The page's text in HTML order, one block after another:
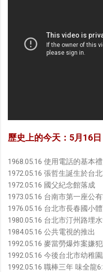
歷史上的今天：5月16日
1968.05.16 使用電話的基本
1972.05.16 張哲生誕生於台
1972.05.16 國父紀念館落成
1973.05.16 台南市第一座公
1976.05.16 台北市長春國小
1980.05.16 台北市汀州路埋
1984.05.16 公共電視的推出
1992.05.16 麥當勞爆炸案嫌
1992.05.16 今後台北市幼稚
1992.05.16 職棒三年 味全龍